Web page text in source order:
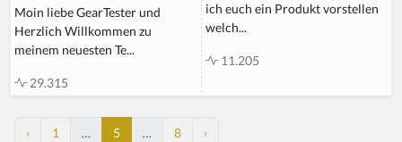
Moin liebe GearTester und
Herzlich Willkommen zu
meinem neuesten Te...
29.315
ich euch ein Produkt vorstellen
welch...
11.205
‹ 1 … 5 … 8 ›